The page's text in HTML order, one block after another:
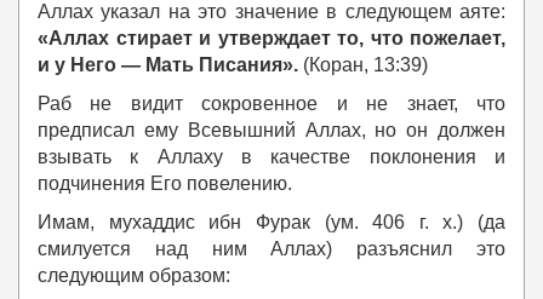
Аллах указал на это значение в следующем аяте:
«Аллах стирает и утверждает то, что пожелает,
и у Него — Мать Писания». (Коран, 13:39)
Раб не видит сокровенное и не знает, что
предписал ему Всевышний Аллах, но он должен
взывать к Аллаху в качестве поклонения и
подчинения Его повелению.
Имам, мухаддис ибн Фурак (ум. 406 г. х.) (да
смилуется над ним Аллах) разъяснил это
следующим образом: